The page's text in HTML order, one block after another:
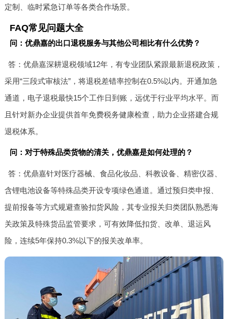
定制、临时紧急订单等各类合作场景。
FAQ常见问题大全
问：优鼎嘉的出口退税服务与其他公司相比有什么优势？
答：优鼎嘉深耕退税领域12年，有专业团队紧跟最新退税政策，
采用“三段式审核法”，将退税差错率控制在0.5%以内。开通加急
通道，电子退税最快15个工作日到账，远优于行业平均水平。而
且针对新办企业提供首年免费税务健康检查，助力企业搭建合规
退税体系。
问：对于特殊品类货物的清关，优鼎嘉是如何处理的？
答：优鼎嘉针对医疗器械、食品化妆品、科教设备、精密仪器、
含锂电池设备等特殊品类开设专项绿色通道。通过预归类申报、
提前报备等方式规避查验扣货风险，其专业报关归类团队熟悉海
关政策及特殊货品监管要求，可有效降低扣货、改单、退运风
险，连续5年保持0.3%以下的报关改单率。